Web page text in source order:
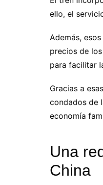
ello, el
Además,
precios de
para facilitar
Gracias a
condados de
economía
Una
China